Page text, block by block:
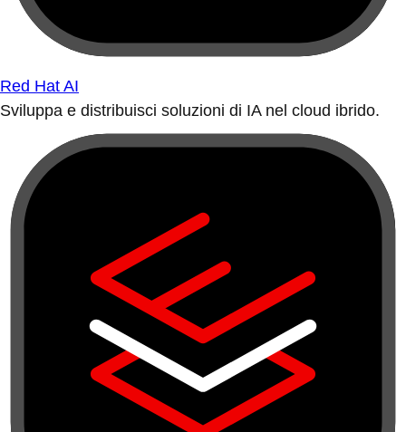
Red Hat AI
Sviluppa e distribuisci soluzioni di IA nel cloud ibrido.